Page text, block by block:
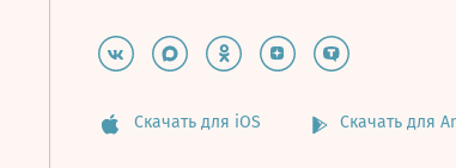
Скачать для iOS Скачать для